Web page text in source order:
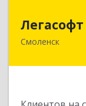
Легасофт
Смоленск214018,